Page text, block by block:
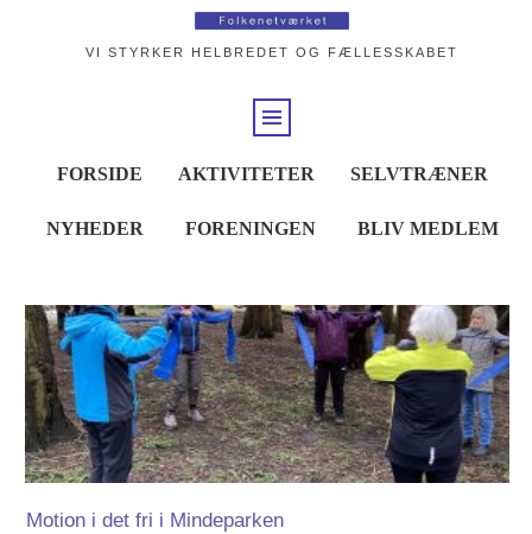
VI STYRKER HELBREDET OG FÆLLESSKABET
FORSIDE AKTIVITETER SELVTRÆNER
NYHEDER FORENINGEN BLIV MEDLEM
Motion i det fri i Mindeparken